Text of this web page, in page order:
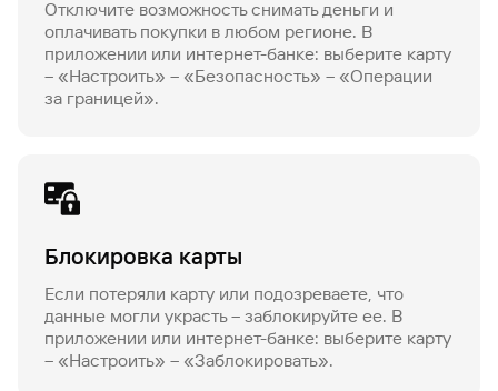
Отключите возможность снимать деньги и
оплачивать покупки в любом регионе. В
приложении или интернет-банке: выберите карту
– «Настроить» – «Безопасность» – «Операции
за границей».
Блокировка карты
Если потеряли карту или подозреваете, что
данные могли украсть – заблокируйте ее. В
приложении или интернет-банке: выберите карту
– «Настроить» – «Заблокировать».